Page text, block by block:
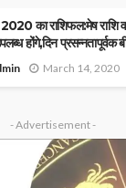
2020 का राशिफल:मेष राशि
होंगे,दिन प्रसन्नतापूर्वक
March 14, 2020
- Advertisement -